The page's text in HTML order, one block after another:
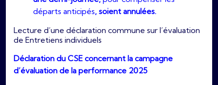
départs anticipés, soient annulées.
Lecture d’une déclaration commune sur l’évaluation
de Entretiens individuels
Déclaration du CSE concernant la campagne
d’évaluation de la performance 2025